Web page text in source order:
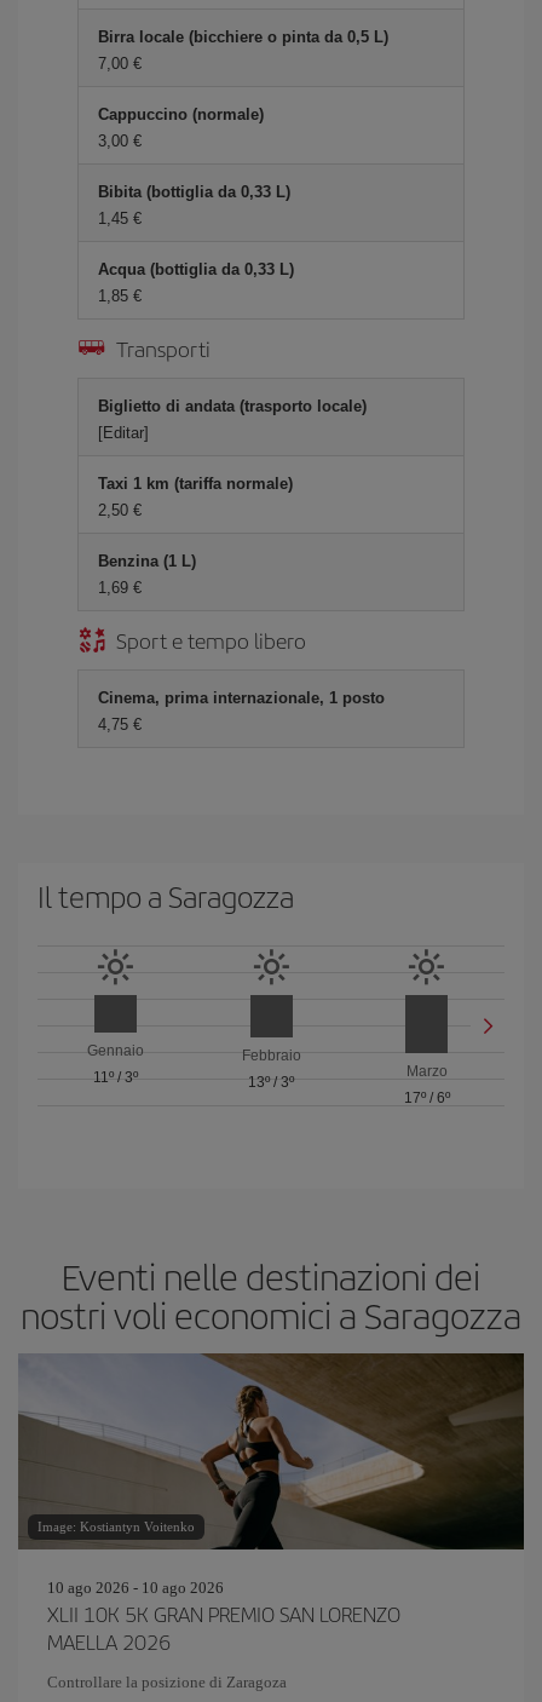
Birra locale (bicchiere o pinta da 0,5 L)
7,00 €
Cappuccino (normale)
3,00 €
Bibita (bottiglia da 0,33 L)
1,45 €
Acqua (bottiglia da 0,33 L)
1,85 €
Transporti
Biglietto di andata (trasporto locale)
[Editar]
Taxi 1 km (tariffa normale)
2,50 €
Benzina (1 L)
1,69 €
Sport e tempo libero
Cinema, prima internazionale, 1 posto
4,75 €
Il tempo a Saragozza
Gennaio
11º/ 3º
Febbraio
13º/ 3º
Marzo
17º/ 6º
Eventi nelle destinazioni dei
nostri voli economici a Saragozza
Image: Kostiantyn Voitenko
10 ago 2026 - 10 ago 2026
XLII 10K 5K GRAN PREMIO SAN LORENZO
MAELLA 2026
Controllare la posizione di Zaragoza